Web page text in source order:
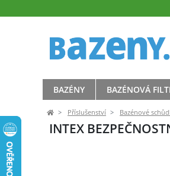
BAZÉNY BAZÉNOVÁ
Příslušenství Bazénové
INTEX